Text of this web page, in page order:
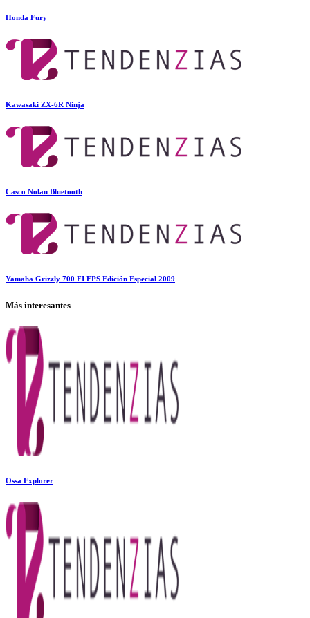
Honda Fury
Kawasaki ZX-6R Ninja
Casco Nolan Bluetooth
Yamaha Grizzly 700 FI EPS Edición Especial 2009
Más interesantes
Ossa Explorer